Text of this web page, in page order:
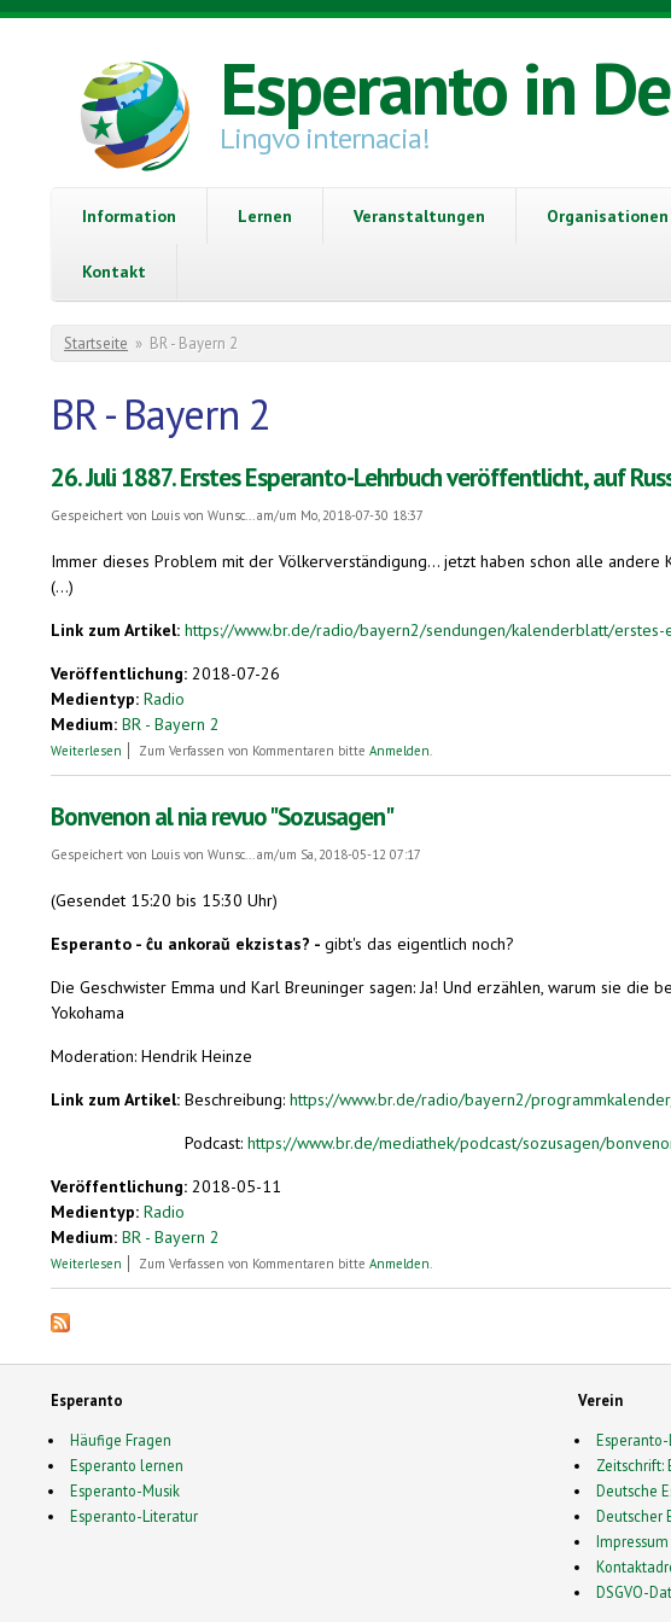
Direkt zum Inhalt
Esperanto in
Lingvo internacia!
Information Lernen Veranstaltungen Organisationen
Kontakt
Sie sind hier
Startseite » BR - Bayern 2
BR - Bayern 2
26. Juli 1887. Erstes Esperanto-Lehrbuch veröffentlicht, auf
Gespeichert von Louis von Wunsc...am/um Mo, 2018-07-30 18:37
Immer dieses Problem mit der Völkerverständigung… jetzt haben schon alle
(...)
Link zum Artikel: https://www.br.de/radio/bayern2/sendungen/kalenderblatt/erstes-
Veröffentlichung: 2018-07-26
Medientyp: Radio
Medium: BR - Bayern 2
Weiterlesen über 26. Juli 1887. Erstes Esperanto-Lehrbuch veröffentlicht, auf Russisch
Zum Verfassen von Kommentaren bitte Anmelden.
Bonvenon al nia revuo "Sozusagen"
Gespeichert von Louis von Wunsc...am/um Sa, 2018-05-12 07:17
(Gesendet 15:20 bis 15:30 Uhr)
Esperanto - ĉu ankoraŭ ekzistas? - gibt's das eigentlich noch?
Die Geschwister Emma und Karl Breuninger sagen: Ja! Und erzählen, warum sie
Yokohama
Moderation: Hendrik Heinze
Link zum Artikel: Beschreibung: https://www.br.de/radio/bayern2/
Podcast: https://www.br.de/mediathek/podcast/sozusagen/
Veröffentlichung: 2018-05-11
Medientyp: Radio
Medium: BR - Bayern 2
Weiterlesen über Bonvenon al nia revuo "Sozusagen"
Zum Verfassen von Kommentaren bitte Anmelden.
Esperanto
Häufige Fragen
Esperanto lernen
Esperanto-Musik
Esperanto-Literatur
Verein
Zeitschrift:
Deutsche
Deutscher
Impressum
DSGVO-